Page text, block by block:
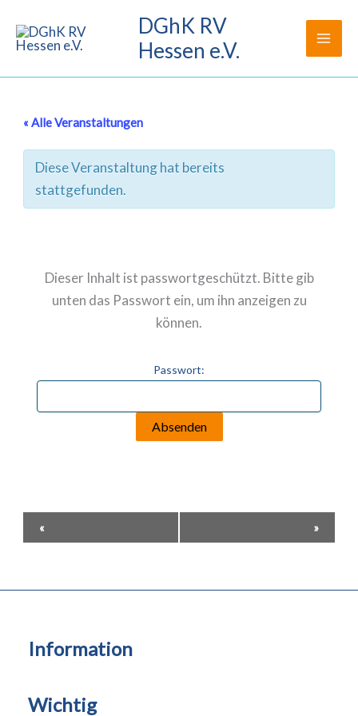
Inhalt
springen
DGhK RV
Hessen e.V.
« Alle Veranstaltungen
Diese Veranstaltung hat bereits
stattgefunden.
Dieser Inhalt ist passwortgeschützt. Bitte gib
unten das Passwort ein, um ihn anzeigen zu
können.
Passwort:
Veranstaltung-
Navigation
« »
Information
Wichtig